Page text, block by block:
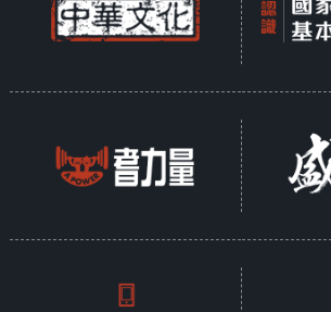
save wildlife.
role in climate impact
energy innovations is
a potential tool for